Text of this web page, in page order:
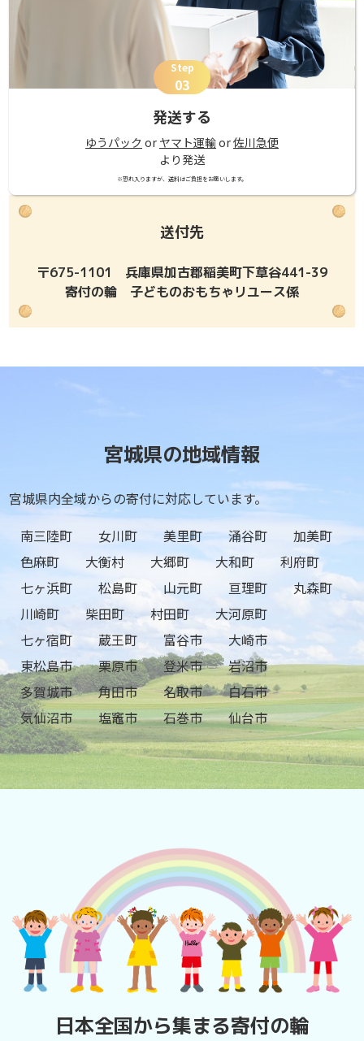
Step
03
発送する
ゆうパック or ヤマト運輸or佐川急便
より発送
※恐れ入りますが、送料はご負担をお願いします。
送付先
〒675-1101 兵庫県加古郡稲美町下草谷441-39
寄付の輪 子どものおもちゃリユース係
宮城県の地域情報
宮城県内全域からの寄付に対応しています。
南三陸町
女川町 美里町 涌谷町
加美町
色麻町
大衡村 大郷町 大和町
利府町
七ヶ浜町
松島町 山元町 亘理町
丸森町
川崎町
柴田町 村田町
大河原町
七ヶ宿町
蔵王町 富谷市
大崎市
東松島市
栗原市 登米市
岩沼市
多賀城市
角田市 名取市
白石市
気仙沼市
塩竈市 石巻市 仙台市
日本全国から集まる寄付の輪